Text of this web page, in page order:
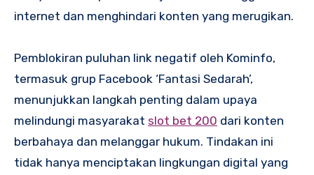
internet dan menghindari konten yang merugikan.
Pemblokiran puluhan link negatif oleh Kominfo,
termasuk grup Facebook ‘Fantasi Sedarah’,
menunjukkan langkah penting dalam upaya
melindungi masyarakat slot bet 200 dari konten
berbahaya dan melanggar hukum. Tindakan ini
tidak hanya menciptakan lingkungan digital yang